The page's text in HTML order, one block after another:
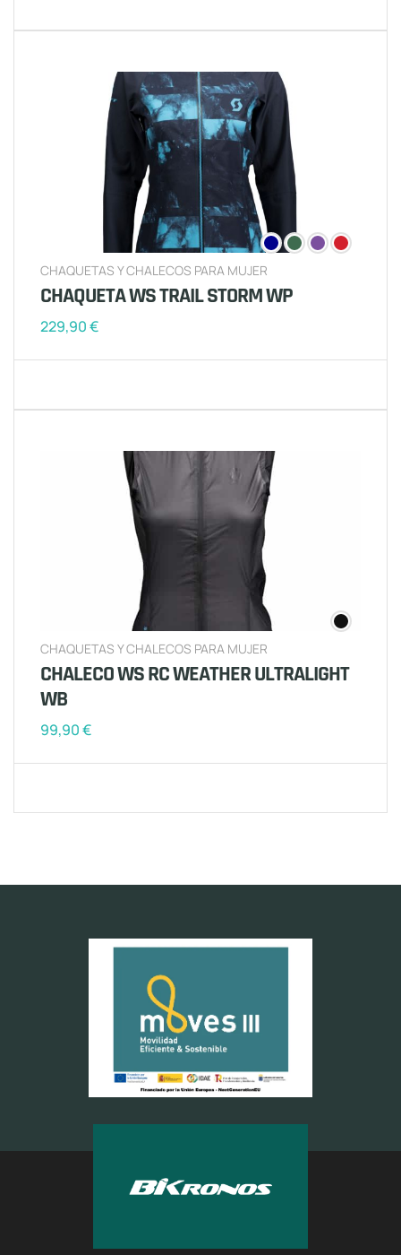
CHAQUETAS Y CHALECOS PARA MUJER
CHAQUETA WS TRAIL STORM WP
229,90€
CHAQUETAS Y CHALECOS PARA MUJER
CHALECO WS RC WEATHER ULTRALIGHT
WB
99,90€